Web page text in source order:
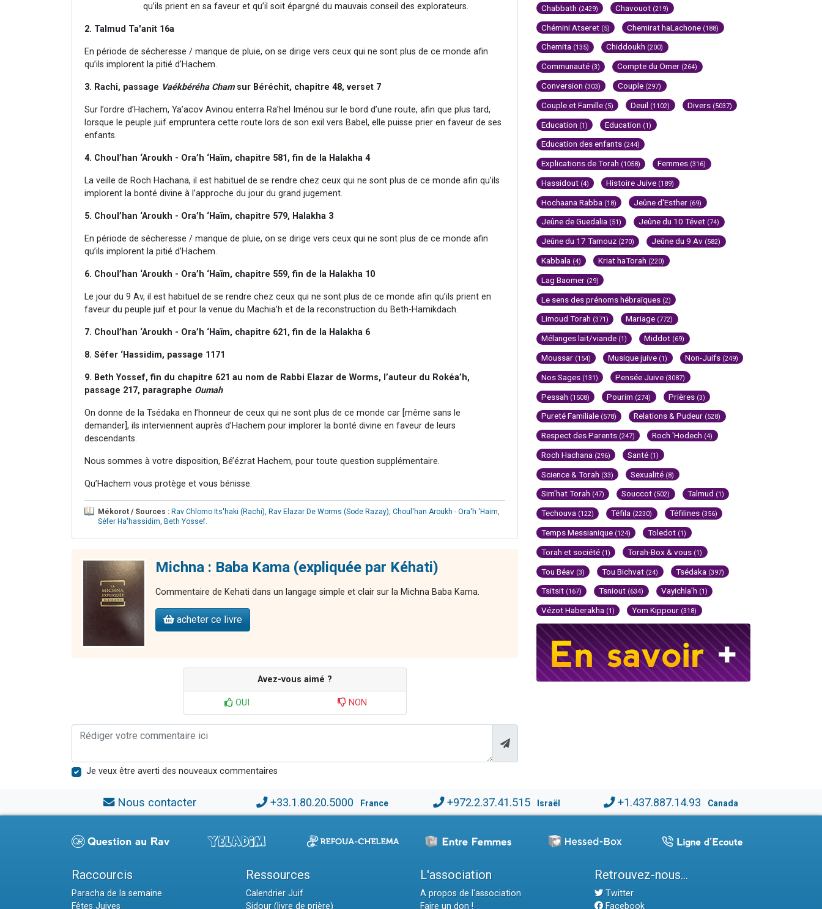
qu’ils prient en sa faveur et qu’il soit épargné du mauvais conseil des explorateurs.
2. Talmud Ta'anit 16a
En période de sécheresse / manque de pluie, on se dirige vers ceux qui ne sont plus de ce monde afin
qu’ils implorent la pitié d’Hachem.
3. Rachi, passage Vaékbéréha Chamsur Béréchit, chapitre 48, verset 7
Sur l’ordre d’Hachem, Ya’acov Avinou enterra Ra’hel Iménou sur le bord d’une route, afin que plus tard,
lorsque le peuple juif empruntera cette route lors de son exil vers Babel, elle puisse prier en faveur de ses
enfants.
4. Choul’han ‘Aroukh - Ora’h ‘Haïm, chapitre 581, fin de la Halakha 4
La veille de Roch Hachana, il est habituel de se rendre chez ceux qui ne sont plus de ce monde afin qu’ils
implorent la bonté divine à l’approche du jour du grand jugement.
5. Choul’han ‘Aroukh - Ora’h ‘Haïm, chapitre 579, Halakha 3
En période de sécheresse / manque de pluie, on se dirige vers ceux qui ne sont plus de ce monde afin
qu’ils implorent la pitié d’Hachem.
6. Choul’han ‘Aroukh - Ora’h ‘Haïm, chapitre 559, fin de la Halakha 10
Le jour du 9 Av, il est habituel de se rendre chez ceux qui ne sont plus de ce monde afin qu’ils prient en
faveur du peuple juif et pour la venue du Machia’h et de la reconstruction du Beth-Hamikdach.
7. Choul’han ‘Aroukh - Ora’h ‘Haïm, chapitre 621, fin de la Halakha 6
8. Séfer ‘Hassidim, passage 1171
9. Beth Yossef, fin du chapitre 621 au nom de Rabbi Elazar de Worms, l’auteur du Rokéa’h,
passage 217, paragraphe Oumah
On donne de la Tsédaka en l’honneur de ceux qui ne sont plus de ce monde car [même sans le
demander], ils interviennent auprès d’Hachem pour implorer la bonté divine en faveur de leurs
descendants.
Nous sommes à votre disposition, Bé’ézrat Hachem, pour toute question supplémentaire.
Qu’Hachem vous protège et vous bénisse.
Mékorot / Sources : Rav Chlomo Its'haki (Rachi) Rav Elazar De Worms (Sode Razay) Choul'han Aroukh - Ora'h 'Haim
Séfer Ha'hassidim Beth Yossef
Michna : Baba Kama (expliquée par Kéhati)
Commentaire de Kehati dans un langage simple et clair sur la Michna Baba Kama.
acheter ce livre
Avez-vous aimé ?
OUI NON
Je veux être averti des nouveaux commentaires
Chabbath (2429) Chavouot (219)
Chémini Atseret (5) Chemirat haLachone (188)
Chemita (135) Chiddoukh (200)
Communauté (3) Compte du Omer (264)
Conversion (303) Couple (297)
Couple et Famille (5) Deuil (1102) Divers (5037)
Education (1) Education (1)
Education des enfants (244)
Explications de Torah (1058) Femmes (316)
Hassidout (4) Histoire Juive (189)
Hochaana Rabba (18) Jeûne d'Esther (69)
Jeûne de Guedalia (51) Jeûne du 10 Tévet (74)
Jeûne du 17 Tamouz (270) Jeûne du 9 Av (582)
Kabbala (4) Kriat haTorah (220)
Lag Baomer (29)
Le sens des prénoms hébraïques (2)
Limoud Torah (371) Mariage (772)
Mélanges lait/viande (1) Middot (69)
Moussar (154) Musique juive (1) Non-Juifs (249)
Nos Sages (131) Pensée Juive (3087)
Pessah (1508) Pourim (274) Prières (3)
Pureté Familiale (578) Relations & Pudeur (528)
Respect des Parents (247) Roch 'Hodech (4)
Roch Hachana (296) Santé (1)
Science & Torah (33) Sexualité (8)
Sim'hat Torah (47) Souccot (502) Talmud (1)
Techouva (122) Téfila (2230) Téfilines (356)
Temps Messianique (124) Toledot (1)
Torah et société (1) Torah-Box & vous (1)
Tou Béav (3) Tou Bichvat (24) Tsédaka (397)
Tsitsit (167) Tsniout (634) Vayichla'h (1)
Vézot Haberakha (1) Yom Kippour (318)
Nous contacter +33.1.80.20.5000 France +972.2.37.41.515 Israël +1.437.887.14.93 Canada
Raccourcis
Paracha de la semaine
Fêtes Juives
Ressources
Calendrier Juif
Sidour (livre de prière)
L'association
A propos de l'association
Faire un don !
Retrouvez-nous...
Twitter
Facebook